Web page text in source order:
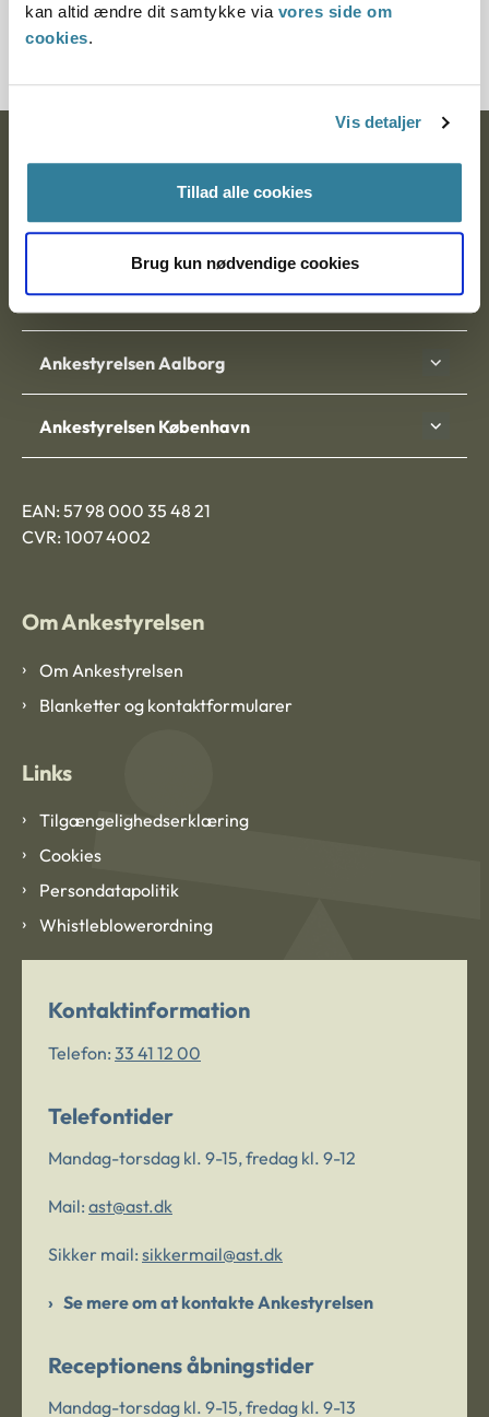
kan altid ændre dit samtykke via vores side om
cookies.
Vis detaljer
Tillad alle cookies
Brug kun nødvendige cookies
3600008-05
Ankestyrelsen
Nytorv 7, 2. sal
Ankestyrelsen Aalborg
Ankestyrelsen København
EAN: 57 98 000 35 48 21
CVR: 1007 4002
Om Ankestyrelsen
Om Ankestyrelsen
Blanketter og kontaktformularer
Links
Tilgængelighedserklæring
Cookies
Persondatapolitik
Whistleblowerordning
Kontaktinformation
Telefon: 33 41 12 00
Telefontider
Mandag-torsdag kl. 9-15, fredag kl. 9-12
Mail: ast@ast.dk
Sikker mail: sikkermail@ast.dk
Se mere om at kontakte Ankestyrelsen
Receptionens åbningstider
Mandag-torsdag kl. 9-15, fredag kl. 9-13